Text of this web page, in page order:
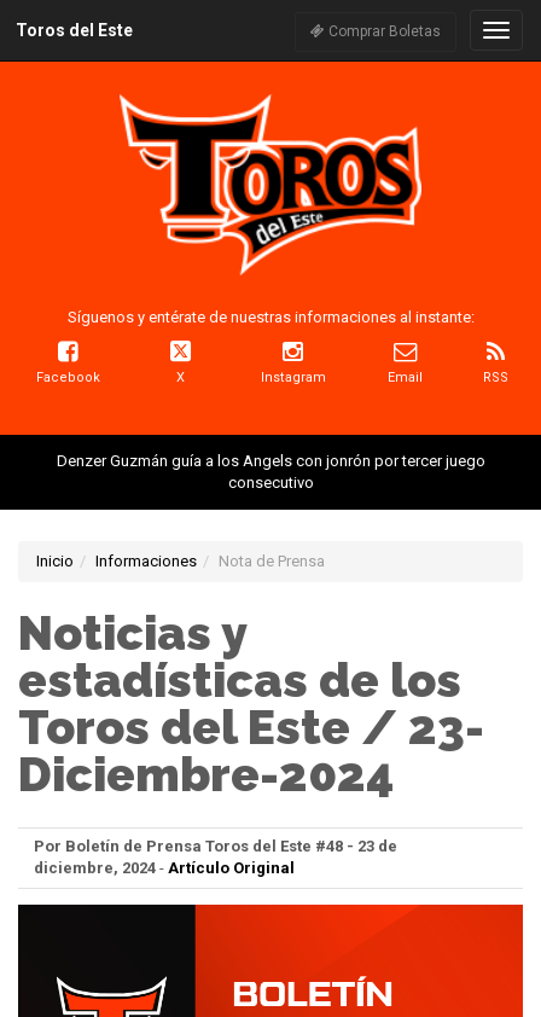
Toros del Este Comprar Boletas
Síguenos y entérate de nuestras informaciones al instante:
Facebook X Instagram Email RSS
Denzer Guzmán guía a los Angels con jonrón por tercer juego
consecutivo
Inicio Informaciones Nota de Prensa
Noticias y
estadísticas de los
Toros del Este / 23-
Diciembre-2024
Por Boletín de Prensa Toros del Este #48 - 23 de
diciembre, 2024 - Artículo Original